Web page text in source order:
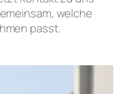
welche
passt.